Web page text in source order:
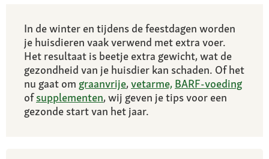
In de winter en tijdens de feestdagen worden
je huisdieren vaak verwend met extra voer.
Het resultaat is beetje extra gewicht, wat de
gezondheid van je huisdier kan schaden. Of het
nu gaat om graanvrije, vetarme, BARF-voeding
ofsupplementen, wij geven je tips voor een
gezonde start van het jaar.